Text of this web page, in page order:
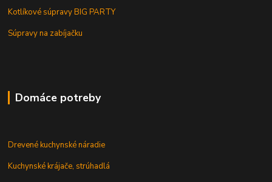
Kotlíkové súpravy BIG PARTY
Súpravy na zabíjačku
Domáce potreby
Drevené kuchynské náradie
Kuchynské krájače, strúhadlá